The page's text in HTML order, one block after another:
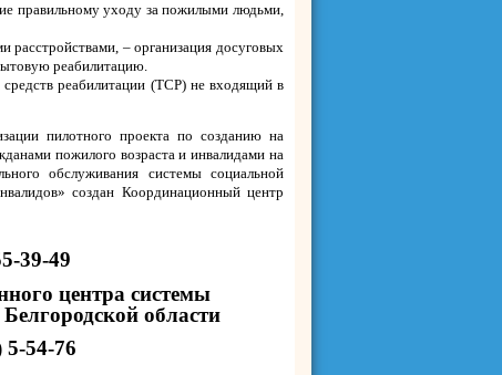
правильному уходу за пожилыми людьми,
расстройствами, – организация досуговых
реабилитацию.
средств реабилитации (ТСР) не входящий в
пилотного проекта по созданию на
пожилого возраста и инвалидами на
обслуживания системы социальной
создан Координационный центр
39-49
центра системы
области
5-54-76